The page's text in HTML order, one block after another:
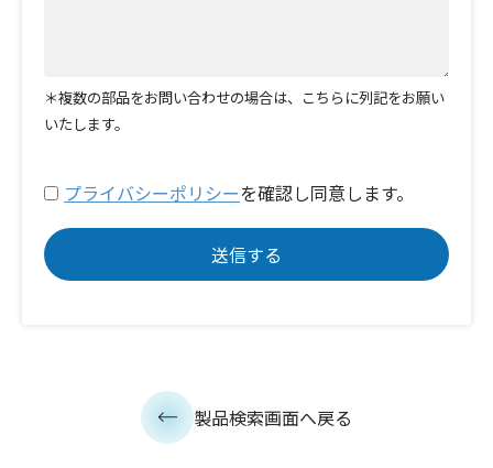
＊複数の部品をお問い合わせの場合は、こちらに列記をお願い
いたします。
プライバシーポリシーを確認し同意します。
製品検索画面へ戻る